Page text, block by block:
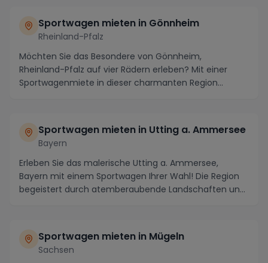
Sportwagen mieten in Gönnheim
Rheinland-Pfalz
Möchten Sie das Besondere von Gönnheim,
Rheinland-Pfalz auf vier Rädern erleben? Mit einer
Sportwagenmiete in dieser charmanten Region
Sportwagen mieten in Utting a. Ammersee
Bayern
Erleben Sie das malerische Utting a. Ammersee,
Bayern mit einem Sportwagen Ihrer Wahl! Die Region
begeistert durch atemberaubende Landschaften und
Sportwagen mieten in Mügeln
Sachsen